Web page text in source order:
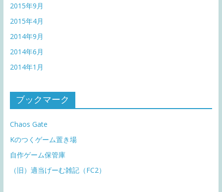
2015年9月
2015年4月
2014年9月
2014年6月
2014年1月
ブックマーク
Chaos Gate
Kのつくゲーム置き場
自作ゲーム保管庫
（旧）適当げーむ雑記（FC2）